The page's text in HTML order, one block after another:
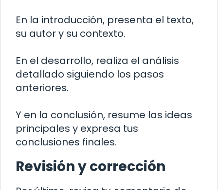
En la introducción, presenta el texto,
su autor y su contexto.
En el desarrollo, realiza el análisis
detallado siguiendo los pasos
anteriores.
Y en la conclusión, resume las ideas
principales y expresa tus
conclusiones finales.
Revisión y corrección